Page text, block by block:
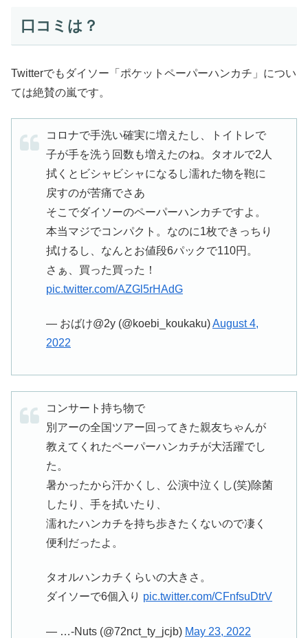
口コミは？
Twitterでもダイソー「ポケットペーパーハンカチ」につい
ては絶賛の嵐です。
コロナで手洗い確実に増えたし、トイトレで
子が手を洗う回数も増えたのね。タオルで2人
拭くとビシャビシャになるし濡れた物を鞄に
戻すのが苦痛でさあ
そこでダイソーのペーパーハンカチですよ。
本当マジでコンパクト。なのに1枚できっちり
拭けるし、なんとお値段6パックで110円。
さぁ、買った買った！
pic.twitter.com/AZGl5rHAdG
— おばけ@2y (@koebi_koukaku)August 4,
2022
コンサート持ち物で
別アーの全国ツアー回ってきた親友ちゃんが
教えてくれたペーパーハンカチが大活躍でし
た。
暑かったから汗かくし、公演中泣くし(笑)除菌
したり、手を拭いたり、
濡れたハンカチを持ち歩きたくないので凄く
便利だったよ。
タオルハンカチくらいの大きさ。
ダイソーで6個入り pic.twitter.com/CFnfsuDtrV
— …-Nuts (@72nct_ty_jcjb) May 23, 2022